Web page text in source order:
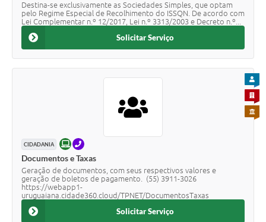
Destina-se exclusivamente as Sociedades Simples, que optam
pelo Regime Especial de Recolhimento do ISSQN. De acordo com
Lei Complementar n.º 12/2017, Lei n.º 3313/2003 e Decreto n.º...
Solicitar Serviço
CIDADANIA ONLINETELEFONE
Documentos e Taxas
Geração de documentos, com seus respectivos valores e
geração de boletos de pagamento. (55) 3911-3026
https://webapp1-
uruguaiana.cidade360.cloud/TPNET/DocumentosTaxas
PARA
PARA
Solicitar Serviço